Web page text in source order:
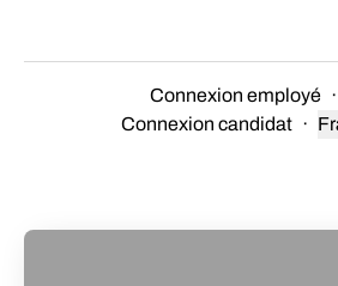
Connexion employé ·
Connexion candidat ·